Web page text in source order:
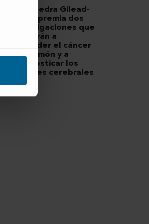
La Cátedra Gilead-
CCUN premia dos
investigaciones que
ayudarán a
entender el cáncer
de pulmón y a
diagnosticar los
tumores cerebrales